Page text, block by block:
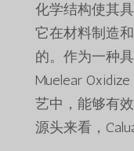
化学结构使其
它在材料制造
的。作为一种
Muelear
艺中，能够有
源头来看，